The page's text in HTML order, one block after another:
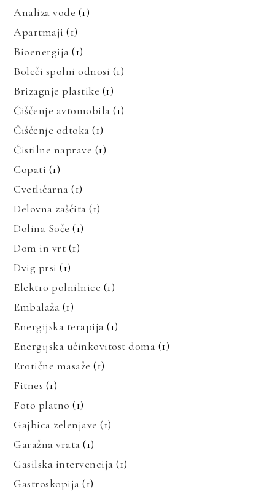
Analiza vode (1)
Apartmaji (1)
Bioenergija (1)
Boleči spolni odnosi (1)
Brizagnje plastike (1)
Čiščenje avtomobila (1)
Čiščenje odtoka (1)
Čistilne naprave (1)
Copati (1)
Cvetličarna (1)
Delovna zaščita (1)
Dolina Soče (1)
Dom in vrt (1)
Dvig prsi (1)
Elektro polnilnice (1)
Embalaža (1)
Energijska terapija (1)
Energijska učinkovitost doma (1)
Erotične masaže (1)
Fitnes (1)
Foto platno (1)
Gajbica zelenjave (1)
Garažna vrata (1)
Gasilska intervencija (1)
Gastroskopija (1)